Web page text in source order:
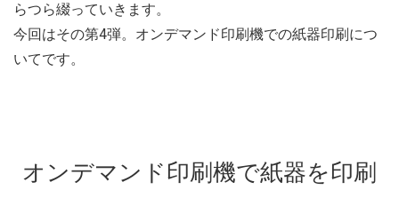
らつら綴っていきます。
今回はその第4弾。オンデマンド印刷機での紙器印刷につ
いてです。
オンデマンド印刷機で紙器を印刷